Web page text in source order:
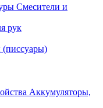
Смесители и
рук
Аккумуляторы,